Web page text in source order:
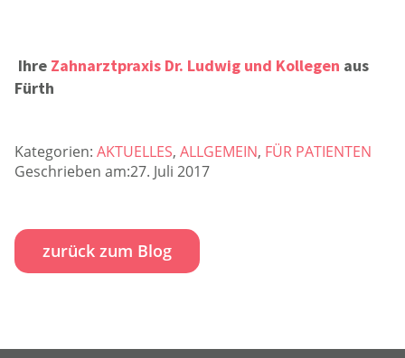
Ihre Zahnarztpraxis Dr. Ludwig und Kollegen aus
Fürth
Kategorien: AKTUELLES, ALLGEMEIN, FÜR PATIENTEN
Geschrieben am:27. Juli 2017
zurück zum Blog